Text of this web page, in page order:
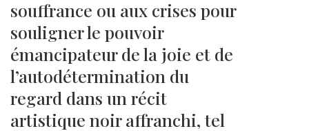
souffrance ou aux crises pour
souligner le pouvoir
émancipateur de la joie et de
l’autodétermination du
regard dans un récit
artistique noir affranchi, tel